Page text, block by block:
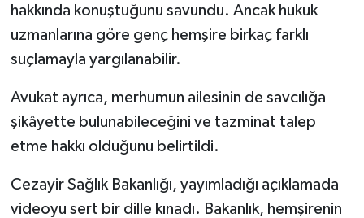
hakkında konuştuğunu savundu. Ancak hukuk
uzmanlarına göre genç hemşire birkaç farklı
suçlamayla yargılanabilir.
Avukat ayrıca, merhumun ailesinin de savcılığa
şikâyette bulunabileceğini ve tazminat talep
etme hakkı olduğunu belirtildi.
Cezayir Sağlık Bakanlığı, yayımladığı açıklamada
videoyu sert bir dille kınadı. Bakanlık, hemşirenin